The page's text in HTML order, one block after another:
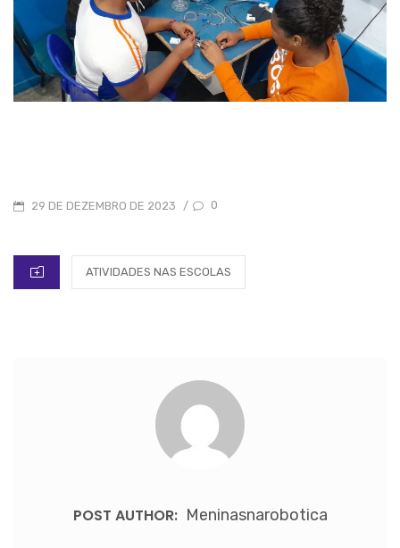
POSTED
29 DE DEZEMBRO DE 2023 / 0
CATEGORIES
ATIVIDADES NAS ESCOLAS
POST AUTHOR: Meninasnarobotica